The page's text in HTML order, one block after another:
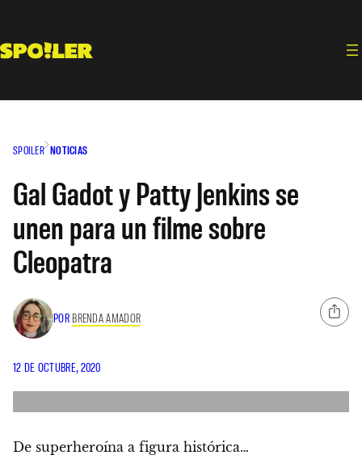
contenido
SPOILER NOTICIAS
Gal Gadot y Patty Jenkins se
unen para un filme sobre
Cleopatra
POR BRENDA AMADOR
12 DE OCTUBRE, 2020
De superheroína a figura histórica…